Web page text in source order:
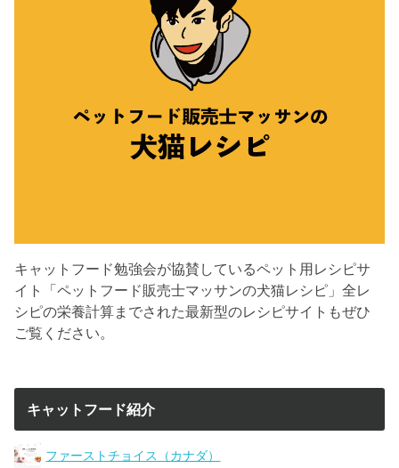
キャットフード勉強会が協賛しているペット用レシピサ
イト「ペットフード販売士マッサンの犬猫レシピ」全レ
シピの栄養計算までされた最新型のレシピサイトもぜひ
ご覧ください。
キャットフード紹介
ファーストチョイス（カナダ）